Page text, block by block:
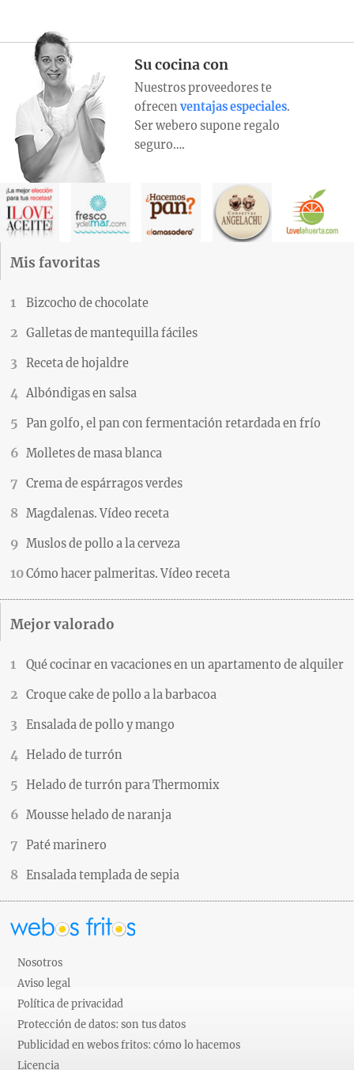
Su cocina con
Nuestros proveedores te
ofrecen ventajas especiales.
Ser webero supone regalo
seguro….
Mis favoritas
Bizcocho de chocolate
Galletas de mantequilla fáciles
Receta de hojaldre
Albóndigas en salsa
Pan golfo, el pan con fermentación retardada en frío
Molletes de masa blanca
Crema de espárragos verdes
Magdalenas. Vídeo receta
Muslos de pollo a la cerveza
Cómo hacer palmeritas. Vídeo receta
Mejor valorado
Qué cocinar en vacaciones en un apartamento de alquiler
Croque cake de pollo a la barbacoa
Ensalada de pollo y mango
Helado de turrón
Helado de turrón para Thermomix
Mousse helado de naranja
Paté marinero
Ensalada templada de sepia
Nosotros
Aviso legal
Política de privacidad
Protección de datos: son tus datos
Publicidad en webos fritos: cómo lo hacemos
Licencia